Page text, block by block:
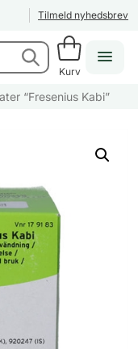
Tilmeld nyhedsbrev
Kurv
“Fresenius Kabi”